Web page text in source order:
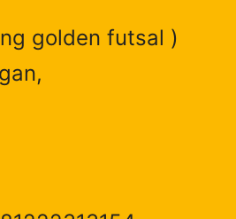
golden futsal )